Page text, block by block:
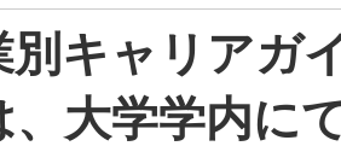
別キャリアガ
、大学学内に